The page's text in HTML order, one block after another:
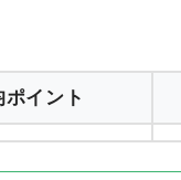
ポイント